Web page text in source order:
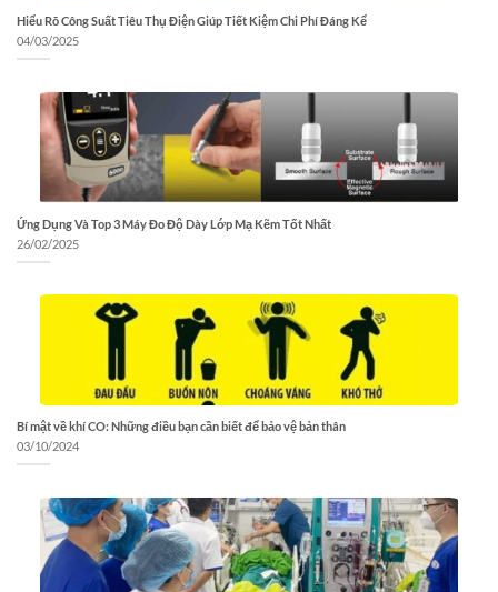
Hiểu Rõ Công Suất Tiêu Thụ Điện Giúp Tiết Kiệm Chi Phí Đáng Kể
04/03/2025
Ứng Dụng Và Top 3 Máy Đo Độ Dày Lớp Mạ Kẽm Tốt Nhất
26/02/2025
Bí mật về khí CO: Những điều bạn cần biết để bảo vệ bản thân
03/10/2024